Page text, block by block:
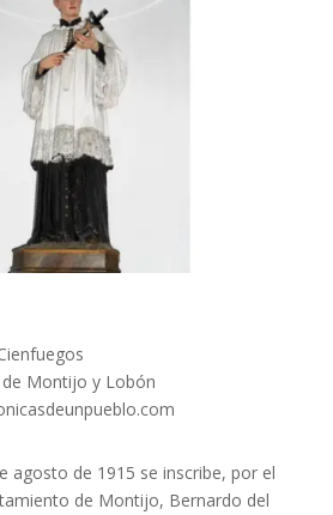
Montijo y Lobón
agosto de 1915 se inscribe, por el
de Montijo, Bernardo del